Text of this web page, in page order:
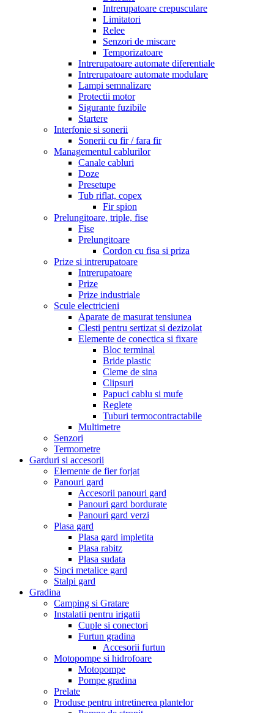
Intrerupatoare crepusculare
Limitatori
Relee
Senzori de miscare
Temporizatoare
Intrerupatoare automate diferentiale
Intrerupatoare automate modulare
Lampi semnalizare
Protectii motor
Sigurante fuzibile
Startere
Interfonie si sonerii
Sonerii cu fir / fara fir
Managementul cablurilor
Canale cabluri
Doze
Presetupe
Tub riflat, copex
Fir spion
Prelungitoare, triple, fise
Fise
Prelungitoare
Cordon cu fisa si priza
Prize si intrerupatoare
Intrerupatoare
Prize
Prize industriale
Scule electricieni
Aparate de masurat tensiunea
Clesti pentru sertizat si dezizolat
Elemente de conectica si fixare
Bloc terminal
Bride plastic
Cleme de sina
Clipsuri
Papuci cablu si mufe
Reglete
Tuburi termocontractabile
Multimetre
Senzori
Termometre
Garduri si accesorii
Elemente de fier forjat
Panouri gard
Accesorii panouri gard
Panouri gard bordurate
Panouri gard verzi
Plasa gard
Plasa gard impletita
Plasa rabitz
Plasa sudata
Sipci metalice gard
Stalpi gard
Gradina
Camping si Gratare
Instalatii pentru irigatii
Cuple si conectori
Furtun gradina
Accesorii furtun
Motopompe si hidrofoare
Motopompe
Pompe gradina
Prelate
Produse pentru intretinerea plantelor